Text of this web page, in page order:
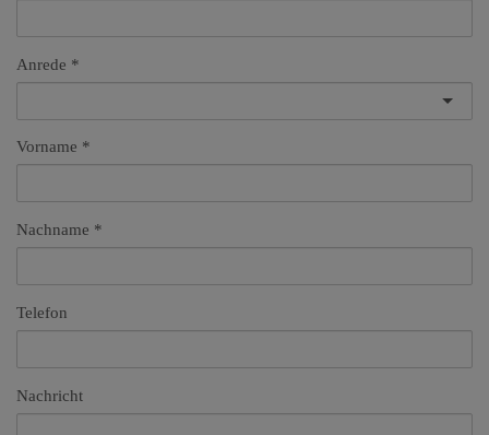
Anrede
Vorname
Nachname
Telefon
Nachricht